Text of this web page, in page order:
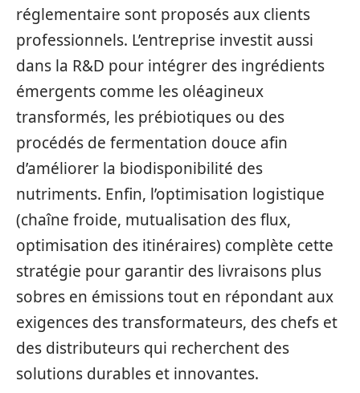
réglementaire sont proposés aux clients
professionnels. L’entreprise investit aussi
dans la R&D pour intégrer des ingrédients
émergents comme les oléagineux
transformés, les prébiotiques ou des
procédés de fermentation douce afin
d’améliorer la biodisponibilité des
nutriments. Enfin, l’optimisation logistique
(chaîne froide, mutualisation des flux,
optimisation des itinéraires) complète cette
stratégie pour garantir des livraisons plus
sobres en émissions tout en répondant aux
exigences des transformateurs, des chefs et
des distributeurs qui recherchent des
solutions durables et innovantes.